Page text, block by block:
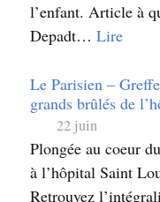
l’enfant. Article à
Depadt… Lire
Le Parisien –
grands brûlés de
22 juin
Plongée au coeur
à l’hôpital Saint
Retrouvez